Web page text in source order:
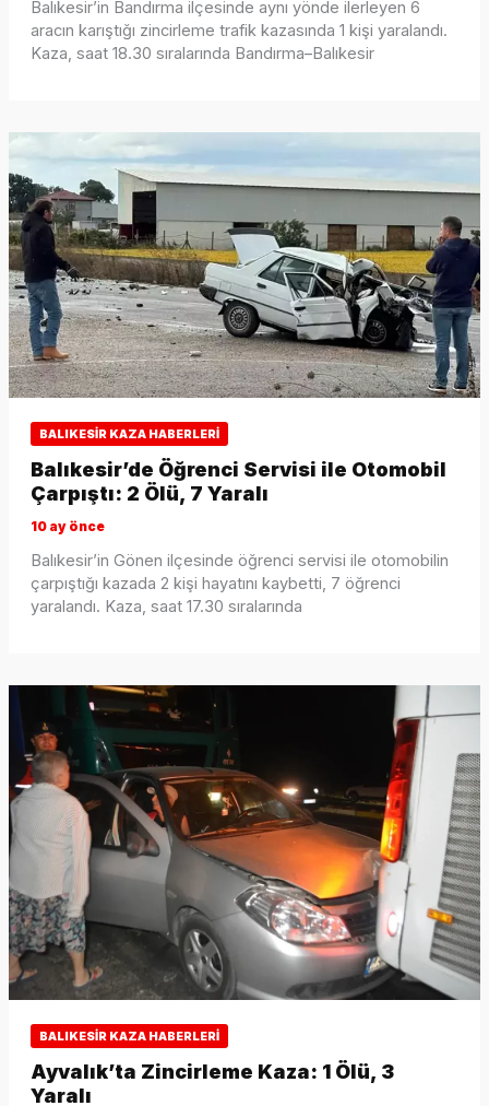
Balıkesir’in Bandırma ilçesinde aynı yönde ilerleyen 6
aracın karıştığı zincirleme trafik kazasında 1 kişi yaralandı.
Kaza, saat 18.30 sıralarında Bandırma–Balıkesir
BALIKESIR KAZA HABERLERI
Balıkesir’de Öğrenci Servisi ile Otomobil
Çarpıştı: 2 Ölü, 7 Yaralı
10 ay önce
Balıkesir’in Gönen ilçesinde öğrenci servisi ile otomobilin
çarpıştığı kazada 2 kişi hayatını kaybetti, 7 öğrenci
yaralandı. Kaza, saat 17.30 sıralarında
BALIKESIR KAZA HABERLERI
Ayvalık’ta Zincirleme Kaza: 1 Ölü, 3
Yaralı